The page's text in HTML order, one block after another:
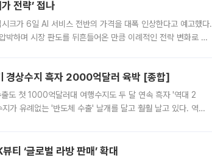
전략’ 접나
크가 6일 AI 서비스 전반의 가격을 대폭 인상한다고 예고했다.
박하며 시장 판도를 뒤흔들어온 만큼 이례적인 전략 변화로 평
경상수지 흑자 2000억달러 육박 [종합]
도 첫 1000억달러대 여행수지도 두 달 연속 흑자 '역대 2
가 유례없는 '반도체 수출' 날개를 달고 훨훨 날고 있다. 역대
티 ‘글로벌 라방 판매’ 확대